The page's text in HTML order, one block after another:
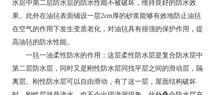
水层中第二层防水层的防水性能不被破坏，维持良好的防水效
果。此外在油毡表面铺设一层2cm厚的砂浆能够有效地防止油毡
在空气的作用下发生变质老化，对油毡具有很强的保护作用，提
高油毡的防水性能。
一毡一油柔性防水的作用：这层柔性防水层是复合防水层中
第二层防水层，同时又是刚性防水层同找平层之间的滑动层，隔
离层。刚性防水层可以自由滑动，有了这一层，屋面结构破坏